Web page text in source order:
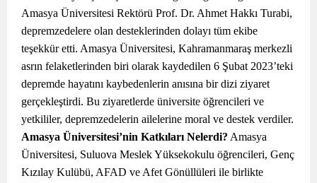
Amasya Üniversitesi Rektörü Prof. Dr. Ahmet Hakkı Turabi,
depremzedelere olan desteklerinden dolayı tüm ekibe
teşekkür etti. Amasya Üniversitesi, Kahramanmaraş merkezli
asrın felaketlerinden biri olarak kaydedilen 6 Şubat 2023’teki
depremde hayatını kaybedenlerin anısına bir dizi ziyaret
gerçekleştirdi. Bu ziyaretlerde üniversite öğrencileri ve
yetkililer, depremzedelerin ailelerine moral ve destek verdiler.
Amasya Üniversitesi’nin Katkıları Nelerdi? Amasya
Üniversitesi, Suluova Meslek Yüksekokulu öğrencileri, Genç
Kızılay Kulübü, AFAD ve Afet Gönüllüleri ile birlikte